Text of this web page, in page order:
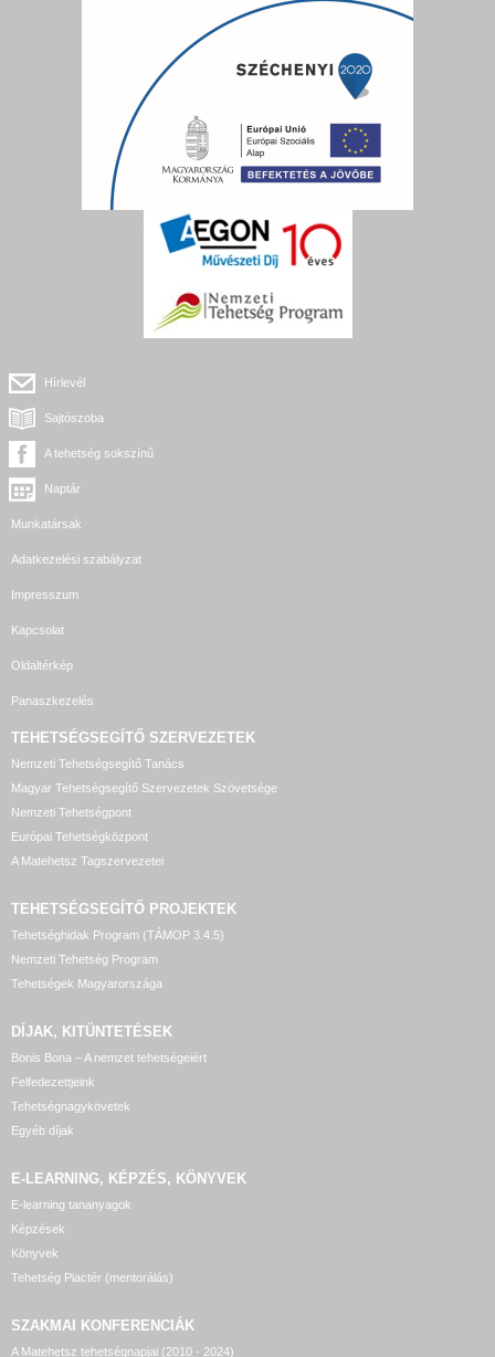
Hírlevél
Sajtószoba
A tehetség sokszínű
Naptár
Munkatársak
Adatkezelési szabályzat
Impresszum
Kapcsolat
Oldaltérkép
Panaszkezelés
TEHETSÉGSEGÍTŐ SZERVEZETEK
Nemzeti Tehetségsegítő Tanács
Magyar Tehetségsegítő Szervezetek Szövetsége
Nemzeti Tehetségpont
Európai Tehetségközpont
A Matehetsz Tagszervezetei
TEHETSÉGSEGÍTŐ PROJEKTEK
Tehetséghidak Program (TÁMOP 3.4.5)
Nemzeti Tehetség Program
Tehetségek Magyarországa
DÍJAK, KITÜNTETÉSEK
Bonis Bona – A nemzet tehetségeiért
Felfedezettjeink
Tehetségnagykövetek
Egyéb díjak
E-LEARNING, KÉPZÉS, KÖNYVEK
E-learning tananyagok
Képzések
Könyvek
Tehetség Piactér (mentorálás)
SZAKMAI KONFERENCIÁK
A Matehetsz tehetségnapjai (2010 - 2024)